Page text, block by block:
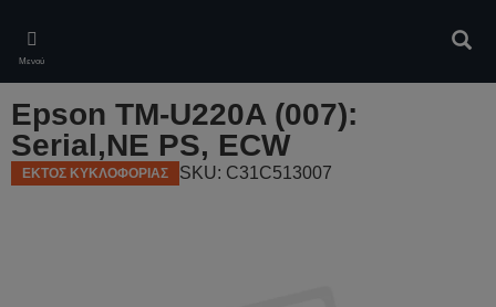
main
content
Μενού
Epson TM-U220A (007):
Serial,NE PS, ECW
ΕΚΤΟΣ ΚΥΚΛΟΦΟΡΙΑΣ SKU: C31C513007